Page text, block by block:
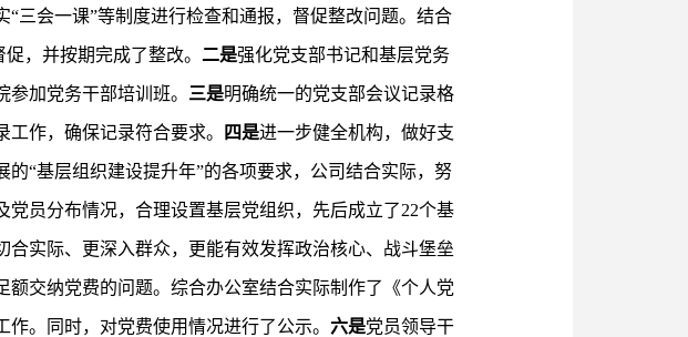
“三会一课”等制度进行检查和通报，督促整改问题。结合
，并按期完成了整改。 二是强化党支部书记和基层党务
加党务干部培训班。 三是明确统一的党支部会议记录格
作，确保记录符合要求。 四是进一步健全机构，做好支
“基层组织建设提升年”的各项要求，公司结合实际，努
员分布情况，合理设置基层党组织，先后成立了22个基
实际、更深入群众，更能有效发挥政治核心、战斗堡垒
交纳党费的问题。综合办公室结合实际制作了《个人党
。同时，对党费使用情况进行了公示。 六是党员领导干